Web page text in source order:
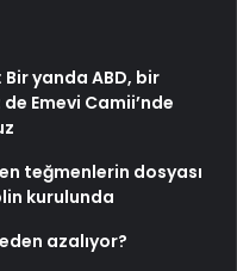
yanda ABD, bir
Emevi Camii’nde
teğmenlerin dosyası
kurulunda
azalıyor?